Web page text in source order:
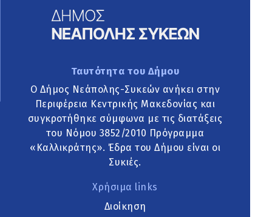
Ταυτότητα του Δήμου
Ο Δήμος Νεάπολης-Συκεών ανήκει στην
Περιφέρεια Κεντρικής Μακεδονίας και
συγκροτήθηκε σύμφωνα με τις διατάξεις
του Νόμου 3852/2010 Πρόγραμμα
«Καλλικράτης». Έδρα του Δήμου είναι οι
Συκιές.
Χρήσιμα links
Διοίκηση